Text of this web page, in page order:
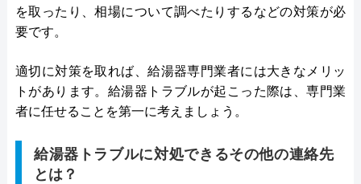
を取ったり、相場について調べたりするなどの対策が必
要です。
適切に対策を取れば、給湯器専門業者には大きなメリッ
トがあります。給湯器トラブルが起こった際は、専門業
者に任せることを第一に考えましょう。
給湯器トラブルに対処できるその他の連絡先
とは？